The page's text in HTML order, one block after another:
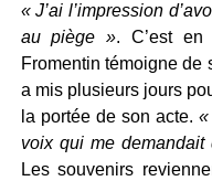
« J’ai l’impression
au piège ». C’est
Fromentin témoigne de
a mis plusieurs jours
la portée de son acte.«
voix qui me
Les souvenirs